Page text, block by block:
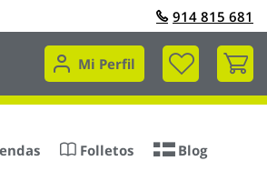
914 815 681
Mi Perfil
Mi
Folletos Blog